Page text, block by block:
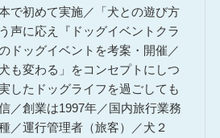
で初めて実施／「犬との遊び方
声に応え『ドッグイベントクラ
ドッグイベントを考案・開催／
も変わる」をコンセプトにしつ
したドッグライフを過ごしても
／創業は1997年／国内旅行業務
／運行管理者（旅客）／犬２